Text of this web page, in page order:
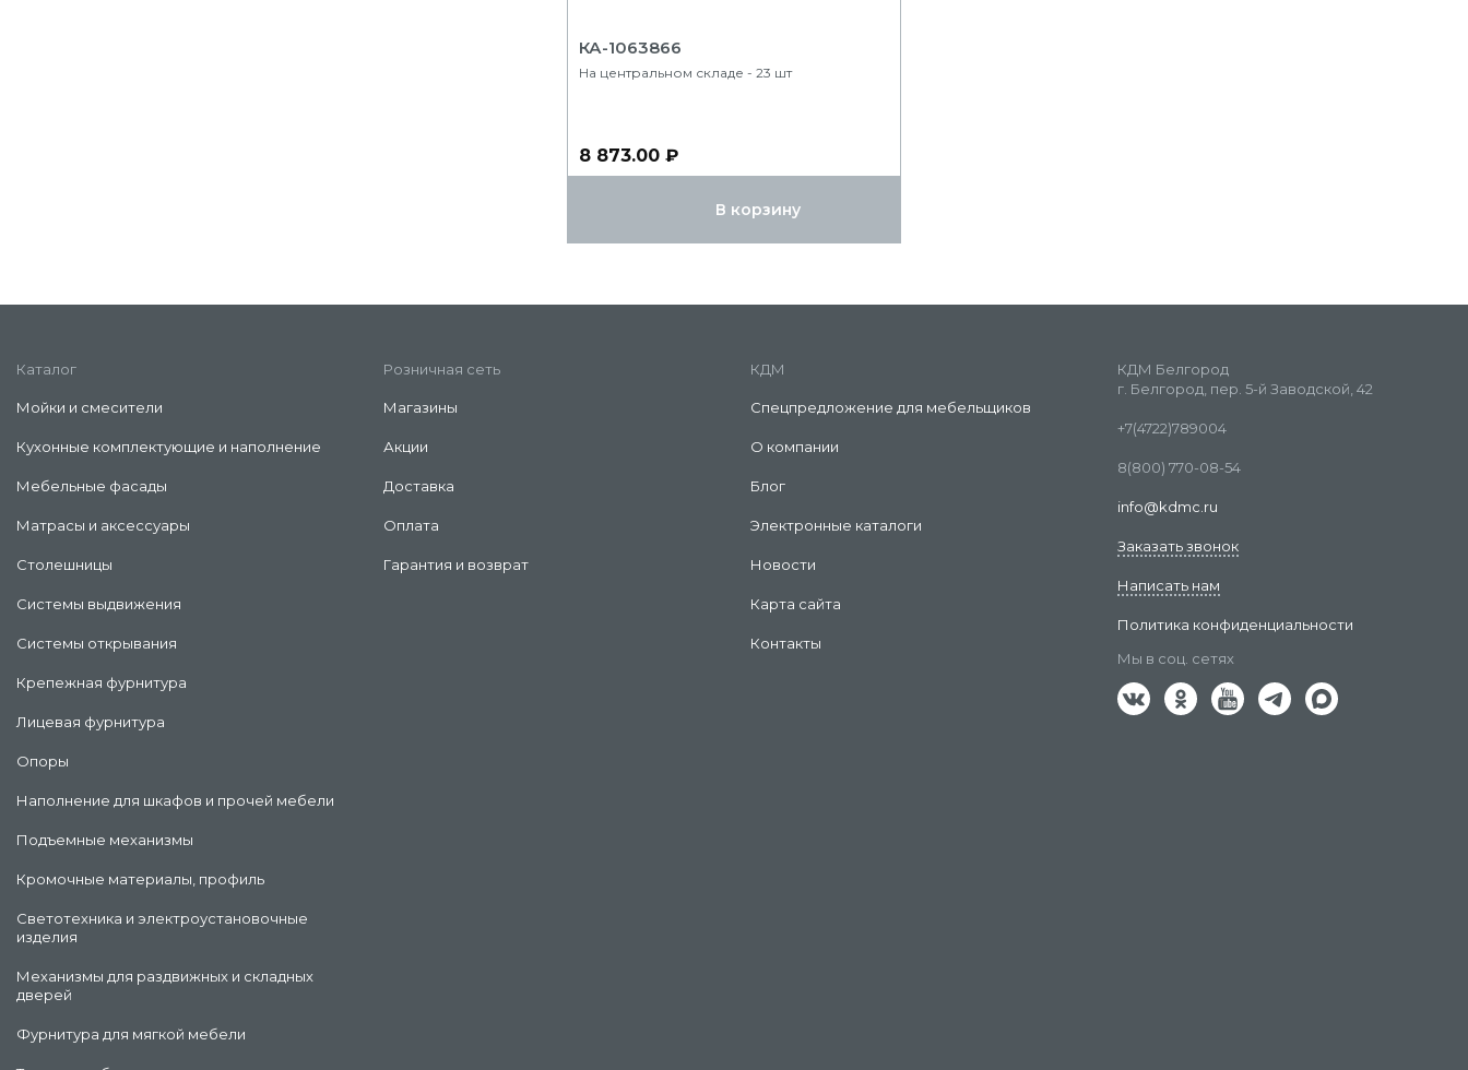
КА-1063866
На центральном складе - 23 шт
8 873.00 ₽
В корзину
Каталог
Мойки и смесители
Кухонные комплектующие и наполнение
Мебельные фасады
Матрасы и аксессуары
Столешницы
Системы выдвижения
Системы открывания
Крепежная фурнитура
Лицевая фурнитура
Опоры
Наполнение для шкафов и прочей мебели
Подъемные механизмы
Кромочные материалы, профиль
Светотехника и электроустановочные
изделия
Механизмы для раздвижных и складных
дверей
Фурнитура для мягкой мебели
Розничная сеть
Магазины
Акции
Доставка
Оплата
Гарантия и возврат
КДМ
Спецпредложение для мебельщиков
О компании
Блог
Электронные каталоги
Новости
Карта сайта
Контакты
КДМ Белгород
г. Белгород, пер. 5-й Заводской, 42
+7(4722)789004
8(800) 770-08-54
info@kdmc.ru
Заказать звонок
Написать нам
Политика конфиденциальности
Мы в соц. сетях